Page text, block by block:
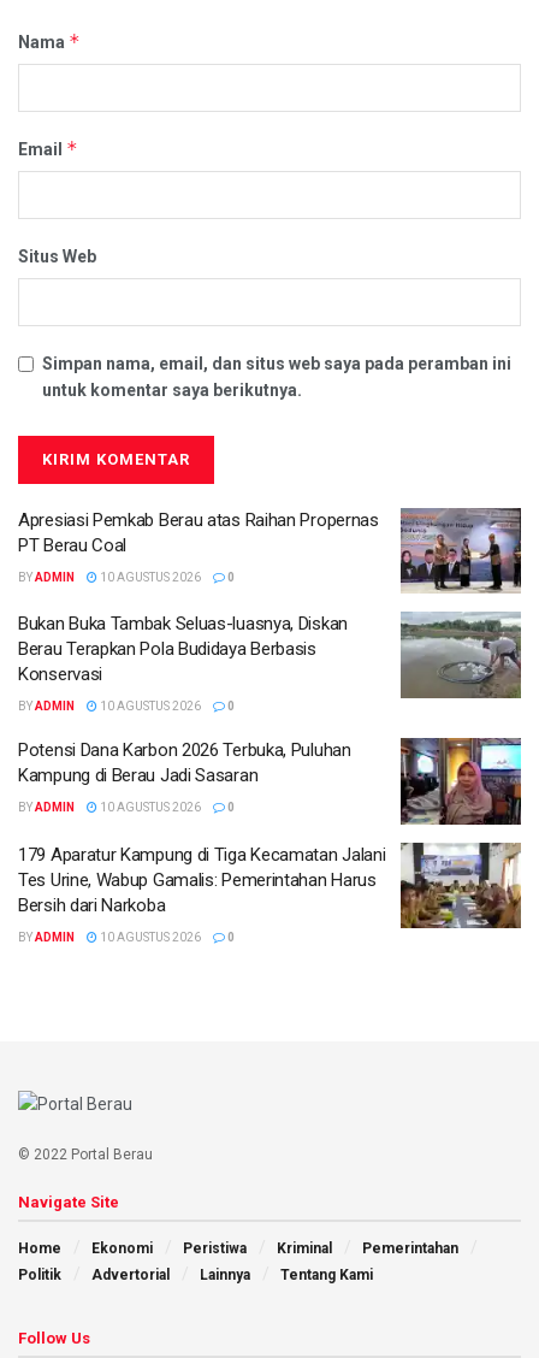
Nama *
Email *
Situs Web
Simpan nama, email, dan situs web saya pada peramban ini
untuk komentar saya berikutnya.
Apresiasi Pemkab Berau atas Raihan Propernas
PT Berau Coal
BYADMIN 10 AGUSTUS 2026 0
Bukan Buka Tambak Seluas-luasnya, Diskan
Berau Terapkan Pola Budidaya Berbasis
Konservasi
BYADMIN 10 AGUSTUS 2026 0
Potensi Dana Karbon 2026 Terbuka, Puluhan
Kampung di Berau Jadi Sasaran
BYADMIN 10 AGUSTUS 2026 0
179 Aparatur Kampung di Tiga Kecamatan Jalani
Tes Urine, Wabup Gamalis: Pemerintahan Harus
Bersih dari Narkoba
BYADMIN 10 AGUSTUS 2026 0
© 2022 Portal Berau
Navigate Site
Home Ekonomi Peristiwa Kriminal
Pemerintahan
Politik
Advertorial Lainnya Tentang Kami
Follow Us